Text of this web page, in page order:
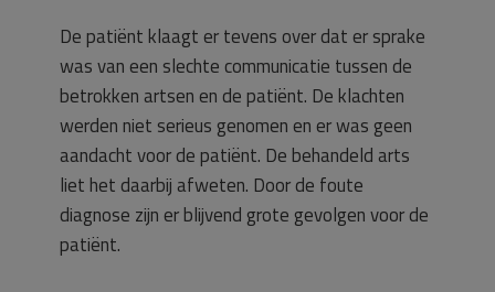
De patiënt klaagt er tevens over dat er sprake
was van een slechte communicatie tussen de
betrokken artsen en de patiënt. De klachten
werden niet serieus genomen en er was geen
aandacht voor de patiënt. De behandeld arts
liet het daarbij afweten. Door de foute
diagnose zijn er blijvend grote gevolgen voor de
patiënt.